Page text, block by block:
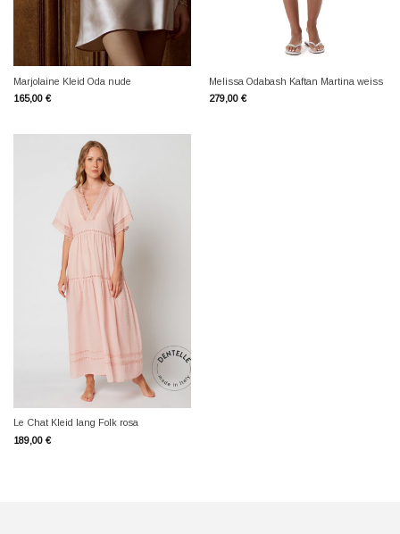
Marjolaine Kleid Oda nude
165,00 €
Melissa Odabash Kaftan Martina weiss
279,00 €
Le Chat Kleid lang Folk rosa
189,00 €